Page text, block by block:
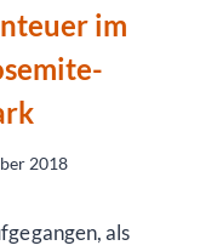
im
2018
als